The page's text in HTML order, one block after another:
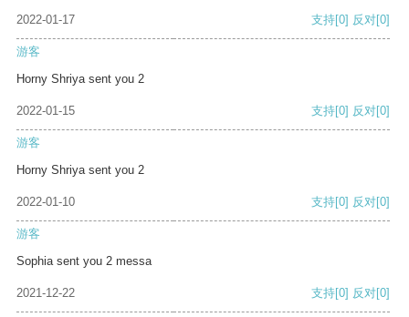
2022-01-17 支持[0] 反对[0]
游客
Horny Shriya sent you 2
2022-01-15 支持[0] 反对[0]
游客
Horny Shriya sent you 2
2022-01-10 支持[0] 反对[0]
游客
Sophia sent you 2 messa
2021-12-22 支持[0] 反对[0]